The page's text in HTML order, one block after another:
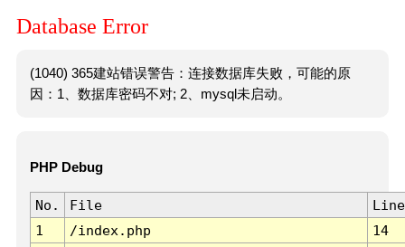
Database Error
(1040) 365建站错误警告：连接数据库失败，可能的原
因：1、数据库密码不对; 2、mysql未启动。
PHP Debug
No. File
Line
1
/index.php 14